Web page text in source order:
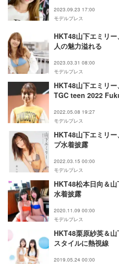
2023.09.23 17:00
モデルプレス
HKT48山下エミリ
人の魅力溢れる
2023.03.31 08:00
モデルプレス
HKT48山下エミリ
TGC teen 2022
2022.05.08 19:27
モデルプレス
HKT48山下エミリ
プ水着披露
2022.03.15 00:00
モデルプレス
HKT48松本日向＆
水着披露
2020.11.09 00:00
モデルプレス
HKT48栗原紗英＆
スタイルに熱視線
2019.05.24 00:00